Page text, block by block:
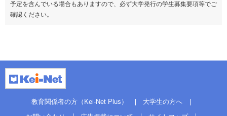
予定を含んでいる場合もありますので、必ず大学発行の学生募集要項等でご
確認ください。
教育関係者の方（Kei-Net Plus）
大学生の方へ